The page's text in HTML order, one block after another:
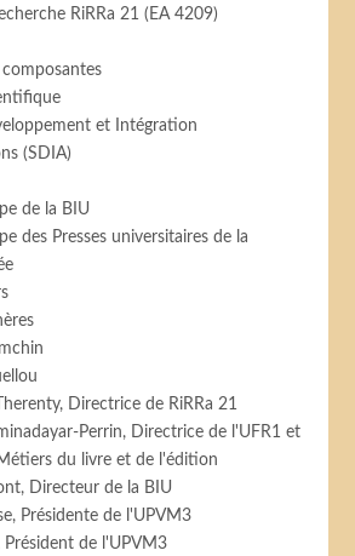
RiRRa 21 (EA 4209)
composantes
et Intégration
(SDIA)
de la BIU
des Presses universitaires de la
Directrice de RiRRa 21
Perrin, Directrice de l'UFR1 et
du livre et de l'édition
Directeur de la BIU
Présidente de l'UPVM3
Président de l'UPVM3